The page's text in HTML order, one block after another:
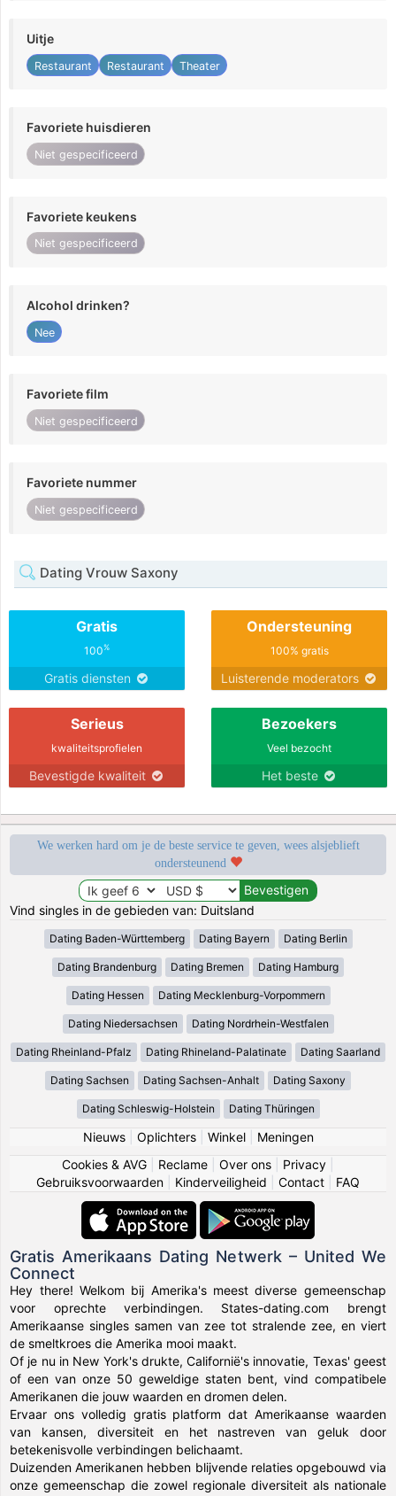
Uitje
Restaurant Restaurant Theater
Favoriete huisdieren
Niet gespecificeerd
Favoriete keukens
Niet gespecificeerd
Alcohol drinken?
Nee
Favoriete film
Niet gespecificeerd
Favoriete nummer
Niet gespecificeerd
Dating Vrouw Saxony
Gratis
100%
Gratis diensten
Ondersteuning
100% gratis
Luisterende moderators
Serieus
kwaliteitsprofielen
Bevestigde kwaliteit
Bezoekers
Veel bezocht
Het beste
We werken hard om je de beste service te geven, wees alsjeblieft
ondersteunend
Vind singles in de gebieden van: Duitsland
Dating Baden-Württemberg Dating Bayern Dating Berlin
Dating Brandenburg Dating Bremen Dating Hamburg
Dating Hessen Dating Mecklenburg-Vorpommern
Dating Niedersachsen Dating Nordrhein-Westfalen
Dating Rheinland-Pfalz Dating Rhineland-Palatinate Dating Saarland
Dating Sachsen Dating Sachsen-Anhalt Dating Saxony
Dating Schleswig-Holstein Dating Thüringen
Nieuws| Oplichters| Winkel| Meningen
Cookies & AVG
Reclame Over ons Privacy
Gebruiksvoorwaarden
Kinderveiligheid Contact FAQ
Gratis Amerikaans Dating Netwerk – United We
Connect
Hey there! Welkom bij Amerika's meest diverse gemeenschap
voor oprechte verbindingen. States-dating.com brengt
Amerikaanse singles samen van zee tot stralende zee, en viert
de smeltkroes die Amerika mooi maakt.
Of je nu in New York's drukte, Californië's innovatie, Texas' geest
of een van onze 50 geweldige staten bent, vind compatibele
Amerikanen die jouw waarden en dromen delen.
Ervaar ons volledig gratis platform dat Amerikaanse waarden
van kansen, diversiteit en het nastreven van geluk door
betekenisvolle verbindingen belichaamt.
Duizenden Amerikanen hebben blijvende relaties opgebouwd via
onze gemeenschap die zowel regionale diversiteit als nationale